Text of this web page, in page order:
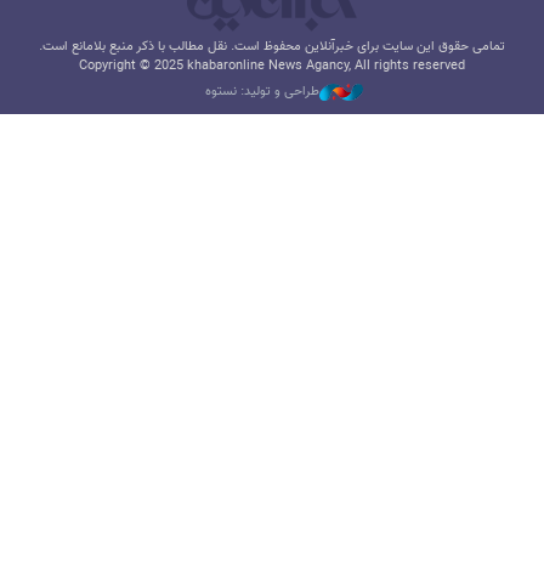
تمامی حقوق این سایت برای خبرآنلاین محفوظ است. نقل مطالب با ذکر منبع بلامانع است.
Copyright © 2025 khabaronline News Agancy, All rights reserved
طراحی و تولید: نستوه